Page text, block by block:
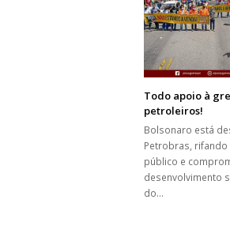
Todo apoio à
petroleiros!
Bolsonaro está
Petrobras,
público e
desenvolvimento
do…